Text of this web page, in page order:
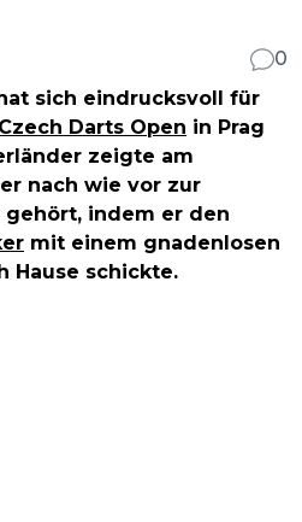
0
sich eindrucksvoll für
Czech Darts Open in Prag
zeigte am
nach wie vor zur
indem er den
mit einem gnadenlosen
Hause schickte.